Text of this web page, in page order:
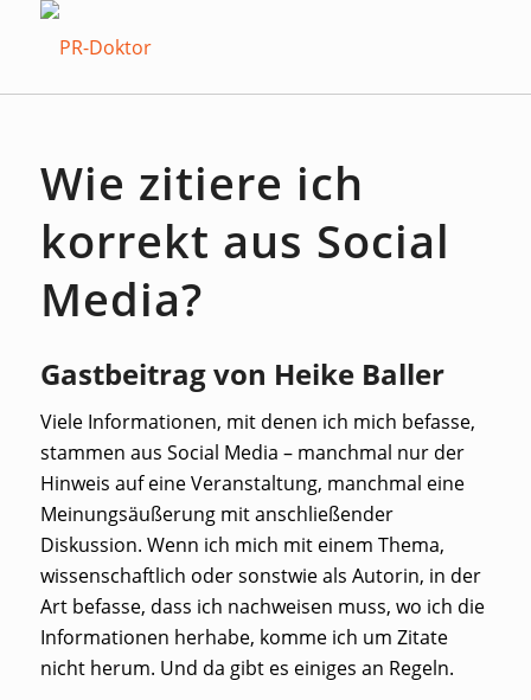
Wie zitiere ich
korrekt aus Social
Media?
Gastbeitrag von Heike Baller
Viele Informationen, mit denen ich mich befasse,
stammen aus Social Media – manchmal nur der
Hinweis auf eine Veranstaltung, manchmal eine
Meinungsäußerung mit anschließender
Diskussion. Wenn ich mich mit einem Thema,
wissenschaftlich oder sonstwie als Autorin, in der
Art befasse, dass ich nachweisen muss, wo ich die
Informationen herhabe, komme ich um Zitate
nicht herum. Und da gibt es einiges an Regeln.